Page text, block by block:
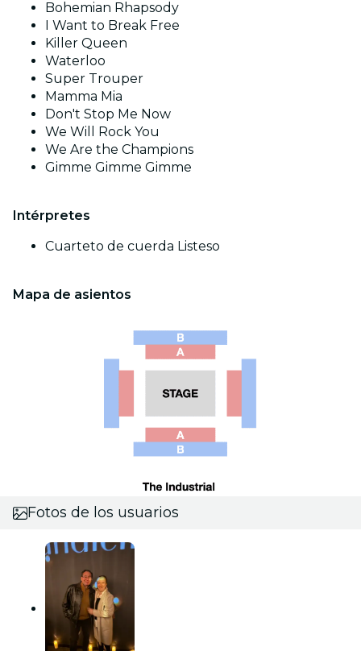
Bohemian Rhapsody
I Want to Break Free
Killer Queen
Waterloo
Super Trouper
Mamma Mia
Don't Stop Me Now
We Will Rock You
We Are the Champions
Gimme Gimme Gimme
Intérpretes
Cuarteto de cuerda Listeso
Mapa de asientos
Fotos de los usuarios